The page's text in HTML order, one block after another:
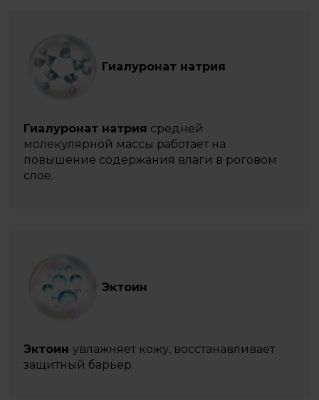
Гиалуронат натрия
Гиалуронат натрия средней
молекулярной массы работает на
повышение содержания влаги в роговом
слое.
Эктоин
Эктоинувлажняет кожу, восстанавливает
защитный барьер.